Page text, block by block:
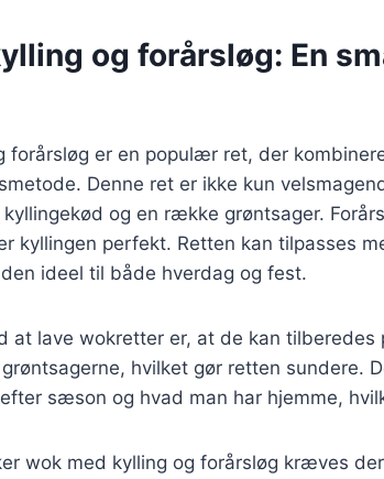
og forårsløg: En
forårsløg er en populær ret, der
Denne ret er ikke kun
og en række grøntsager.
kyllingen perfekt. Retten kan tilpasses
ideel til både hverdag og fest.
at lave wokretter er, at de kan tilberedes
hvilket gør retten sundere.
sæson og hvad man har hjemme,
wok med kylling og forårsløg kræves